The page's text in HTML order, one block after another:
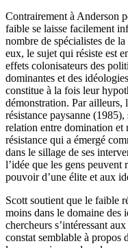
Contrairement à Anderson
faible se laisse facilement
nombre de spécialistes de
eux, le sujet qui résiste est
effets colonisateurs des
dominantes et des
constitue à la fois leur
démonstration. Par ailleurs,
résistance paysanne
relation entre domination et
résistance qui a émergé
dans le sillage de ses
l’idée que les gens peuvent
pouvoir d’une élite et aux
Scott soutient que le faible
moins dans le domaine des
chercheurs s’intéressant
constat semblable à propos